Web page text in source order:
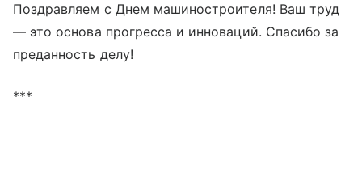
Поздравляем с Днем машиностроителя! Ваш труд
— это основа прогресса и инноваций. Спасибо за
преданность делу!
***